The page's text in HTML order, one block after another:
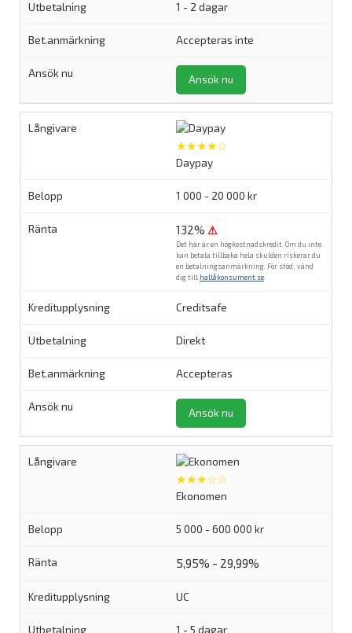
1 - 2 dagar
Accepteras inte
Ansök nu
★★★★☆
Daypay
1 000 - 20 000 kr
132% ⚠
Det här är en högkostnadskredit. Om du inte
kan betala tillbaka hela skulden riskerar du
en betalningsanmärkning. För stöd, vänd
dig till hallåkonsument.se.
Creditsafe
Direkt
Accepteras
Ansök nu
★★★☆☆
Ekonomen
5 000 - 600 000 kr
5,95% - 29,99%
UC
1 - 5 dagar